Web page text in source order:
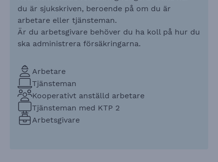
du är sjukskriven, beroende på om du är
arbetare eller tjänsteman.
Är du arbetsgivare behöver du ha koll på hur du
ska administrera försäkringarna.
Arbetare
Tjänsteman
Kooperativt anställd arbetare
Tjänsteman med KTP 2
Arbetsgivare